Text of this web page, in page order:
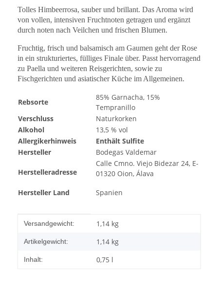
Tolles Himbeerrosa, sauber und brillant. Das Aroma wird
von vollen, intensiven Fruchtnoten getragen und ergänzt
durch noten nach Veilchen und frischen Blumen.
Fruchtig, frisch und balsamisch am Gaumen geht der Rose
in ein strukturiertes, fülliges Finale über. Passt hervorragend
zu Paella und weiteren Reisgerichten, sowie zu
Fischgerichten und asiatischer Küche im Allgemeinen.
Rebsorte
85% Garnacha, 15%
Tempranillo
Verschluss
Naturkorken
Alkohol
13,5 % vol
Allergikerhinweis
Enthält Sulfite
Hersteller
Bodegas Valdemar
Herstelleradresse
Calle Cmno. Viejo Bidezar 24, E-
01320 Oion, Álava
Hersteller Land Spanien
Produkteigenschaft
Wert
Versandgewicht: 1,14 kg
Artikelgewicht: 1,14 kg
Inhalt: 0,75 l